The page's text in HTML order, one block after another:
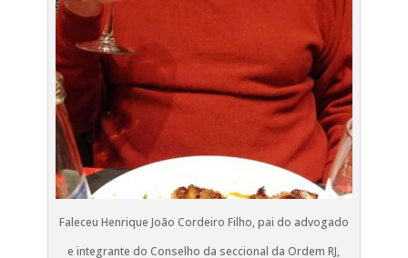
Faleceu Henrique João Cordeiro Filho, pai do advogado
e integrante do Conselho da seccional da Ordem RJ,